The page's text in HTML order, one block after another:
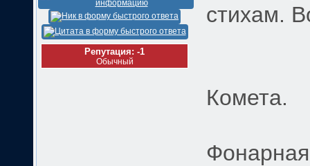
Репутация: -1
Обычный
стихам.
Комета.